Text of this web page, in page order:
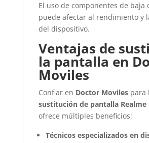
El uso de componentes de baja
puede afectar al rendimiento y
del dispositivo.
Ventajas de
la pantalla en
Moviles
Confiar en Doctor Movilespara
sustitución de pantalla Realme
ofrece múltiples beneficios:
Técnicos especializados en